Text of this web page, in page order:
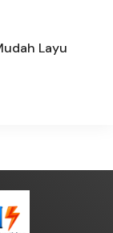
Layu